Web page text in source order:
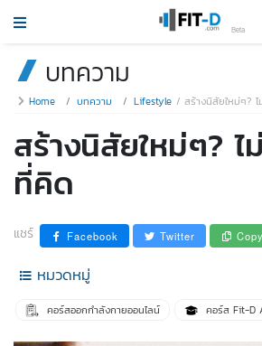
Beta
บทความ
Home บทความ Lifestyle สร้างนิสัยใหม่ๆ?
สร้างนิสัยใหม่ๆ? ไ
ที่คิด
แชร์ Facebook Twitter Copy
หมวดหมู่
คอร์สออกกำลังกายออนไลน์ คอร์ส Fit-D